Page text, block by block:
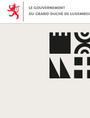
Aller
Aller